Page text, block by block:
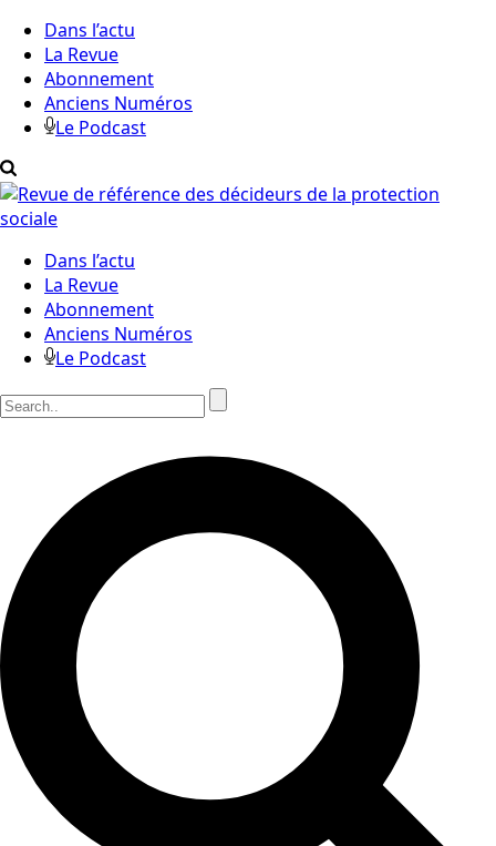
Dans l’actu
La Revue
Abonnement
Anciens Numéros
Le Podcast
Dans l’actu
La Revue
Abonnement
Anciens Numéros
Le Podcast